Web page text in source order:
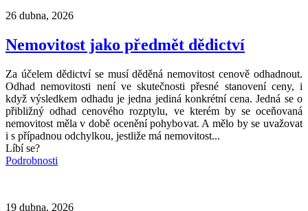
26 dubna, 2026
Nemovitost jako předmět dědictví
Za účelem dědictví se musí děděná nemovitost cenově odhadnout.
Odhad nemovitosti není ve skutečnosti přesné stanovení ceny, i
když výsledkem odhadu je jedna jediná konkrétní cena. Jedná se o
přibližný odhad cenového rozptylu, ve kterém by se oceňovaná
nemovitost měla v době ocenění pohybovat. A mělo by se uvažovat
i s případnou odchylkou, jestliže má nemovitost...
Líbí se?
Podrobnosti
19 dubna, 2026